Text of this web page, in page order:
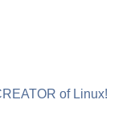
of Linux!